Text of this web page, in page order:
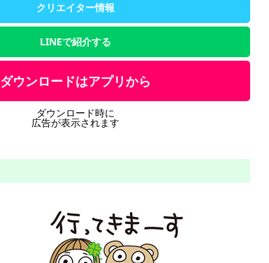
クリエイター情報
LINEで紹介する
ダウンロードはアプリから
ダウンロード時に
広告が表示されます